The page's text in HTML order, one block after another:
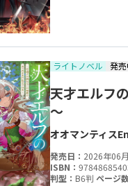
ライトノベル 発
天才エルフ
～
オオマンティス
発売日： 2026年06
ISBN：
判型： B6判 ページ